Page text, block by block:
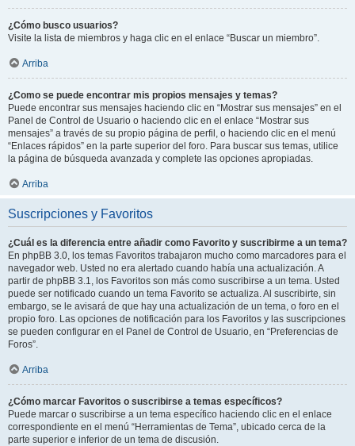
¿Cómo busco usuarios?
Visite la lista de miembros y haga clic en el enlace “Buscar un miembro”.
Arriba
¿Como se puede encontrar mis propios mensajes y temas?
Puede encontrar sus mensajes haciendo clic en “Mostrar sus mensajes” en el
Panel de Control de Usuario o haciendo clic en el enlace “Mostrar sus
mensajes” a través de su propio página de perfil, o haciendo clic en el menú
“Enlaces rápidos” en la parte superior del foro. Para buscar sus temas, utilice
la página de búsqueda avanzada y complete las opciones apropiadas.
Arriba
Suscripciones y Favoritos
¿Cuál es la diferencia entre añadir como Favorito y suscribirme a un tema?
En phpBB 3.0, los temas Favoritos trabajaron mucho como marcadores para el
navegador web. Usted no era alertado cuando había una actualización. A
partir de phpBB 3.1, los Favoritos son más como suscribirse a un tema. Usted
puede ser notificado cuando un tema Favorito se actualiza. Al suscribirte, sin
embargo, se le avisará de que hay una actualización de un tema, o foro en el
propio foro. Las opciones de notificación para los Favoritos y las suscripciones
se pueden configurar en el Panel de Control de Usuario, en “Preferencias de
Foros”.
Arriba
¿Cómo marcar Favoritos o suscribirse a temas específicos?
Puede marcar o suscribirse a un tema específico haciendo clic en el enlace
correspondiente en el menú “Herramientas de Tema”, ubicado cerca de la
parte superior e inferior de un tema de discusión.